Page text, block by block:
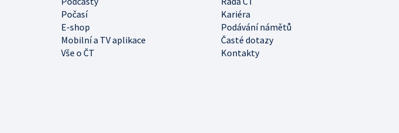
Počasí
Kariéra
E-shop
Podávání námětů
Mobilní a TV aplikace
Časté dotazy
Vše o ČT
Kontakty